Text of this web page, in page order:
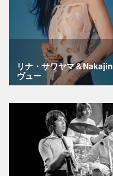
リナ・サワヤマ＆
ヴュー